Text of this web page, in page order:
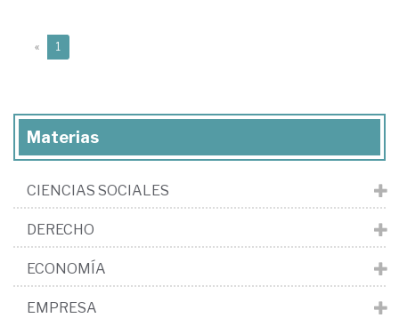
« 1
Materias
CIENCIAS SOCIALES
DERECHO
ECONOMÍA
EMPRESA